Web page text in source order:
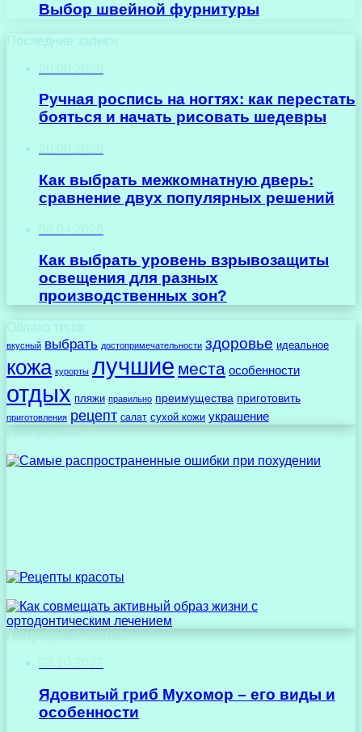
Выбор швейной фурнитуры
Последние записи
Ручная роспись на ногтях: как перестать
бояться и начать рисовать шедевры
Как выбрать межкомнатную дверь:
сравнение двух популярных решений
Как выбрать уровень взрывозащиты
освещения для разных
производственных зон?
Облако тегов
вкусный выбрать достопримечательности здоровье идеальное
кожа курорты лучшие места особенности
отдых пляжи правильно преимущества приготовить
приготовления рецепт салат сухой кожи украшение
Ядовитый гриб Мухомор – его виды и
особенности